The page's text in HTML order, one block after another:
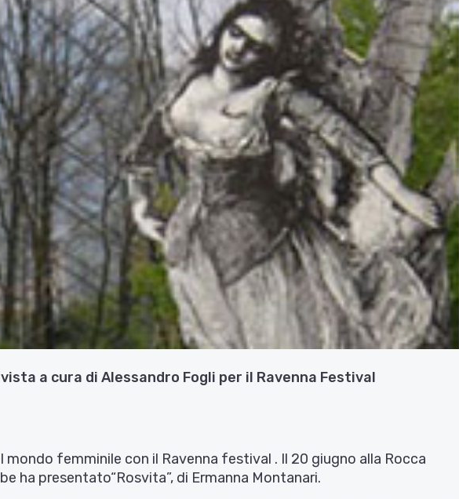
a cura di Alessandro Fogli per il Ravenna Festival
mondo femminile con il Ravenna festival . Il 20 giugno alla Rocca
ha presentato“Rosvita”, di Ermanna Montanari.